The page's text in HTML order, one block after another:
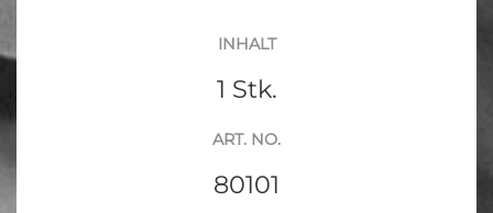
INHALT
1 Stk.
ART. NO.
80101